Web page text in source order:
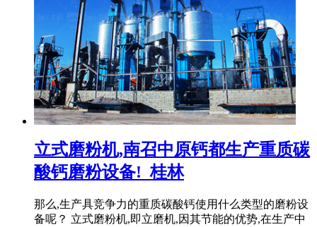
立式磨粉机,南召中原钙都生产重质碳
酸钙磨粉设备!_桂林
那么,生产具竞争力的重质碳酸钙使用什么类型的磨粉设
备呢？ 立式磨粉机,即立磨机,因其节能的优势,在生产中